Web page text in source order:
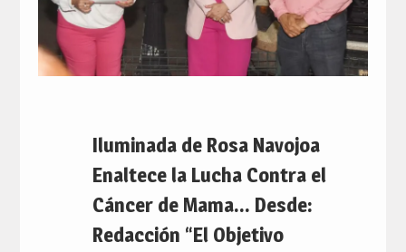
Iluminada de Rosa Navojoa
Enaltece la Lucha Contra el
Cáncer de Mama… Desde:
Redacción “El Objetivo